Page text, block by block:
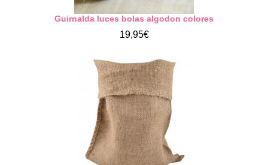
Guirnalda luces bolas algodon colores
19,95€